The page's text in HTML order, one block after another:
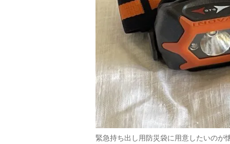
緊急持ち出し用防災袋に用意したいのが